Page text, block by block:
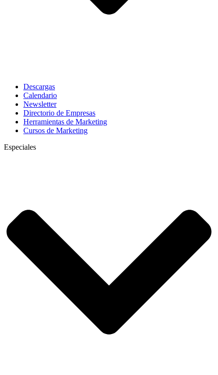
Descargas
Calendario
Newsletter
Directorio de Empresas
Herramientas de Marketing
Cursos de Marketing
Especiales